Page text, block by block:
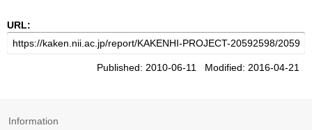
URL:
Published: 2010-06-11 Modified: 2016-04-21
Information